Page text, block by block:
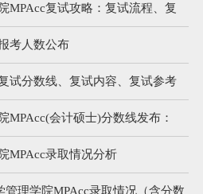
MPAcc复试攻略：复试流程、复
考人数公布
试分数线、复试内容、复试参考
MPAcc(会计硕士)分数线发布：
MPAcc录取情况分析
管理学院MPAcc录取情况（含分数